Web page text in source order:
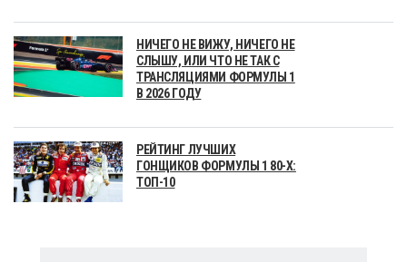
НИЧЕГО НЕ ВИЖУ, НИЧЕГО НЕ
СЛЫШУ, ИЛИ ЧТО НЕ ТАК С
ТРАНСЛЯЦИЯМИ ФОРМУЛЫ 1
В 2026 ГОДУ
РЕЙТИНГ ЛУЧШИХ
ГОНЩИКОВ ФОРМУЛЫ 1 80-Х:
ТОП-10